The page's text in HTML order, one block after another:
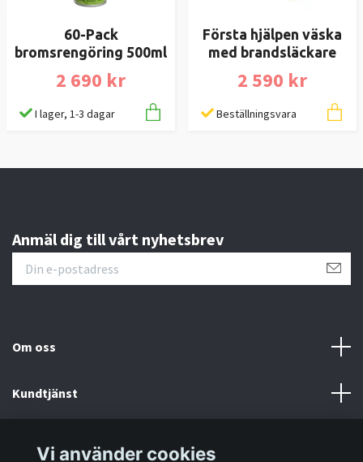
60-Pack
bromsrengöring 500ml
2 690 kr
I lager, 1-3 dagar
Första hjälpen väska
med brandsläckare
2 590 kr
Beställningsvara
Anmäl dig till vårt nyhetsbrev
Om oss
Kundtjänst
Vi använder cookies